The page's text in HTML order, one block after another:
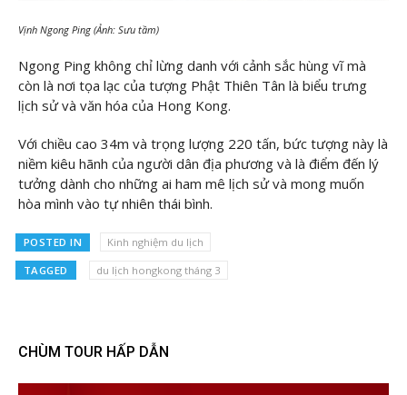
Vịnh Ngong Ping (Ảnh: Sưu tầm)
Ngong Ping không chỉ lừng danh với cảnh sắc hùng vĩ mà
còn là nơi tọa lạc của tượng Phật Thiên Tân là biểu trưng
lịch sử và văn hóa của Hong Kong.
Với chiều cao 34m và trọng lượng 220 tấn, bức tượng này là
niềm kiêu hãnh của người dân địa phương và là điểm đến lý
tưởng dành cho những ai ham mê lịch sử và mong muốn
hòa mình vào tự nhiên thái bình.
POSTED IN Kinh nghiệm du lịch
TAGGED du lịch hongkong tháng 3
CHÙM TOUR HẤP DẪN